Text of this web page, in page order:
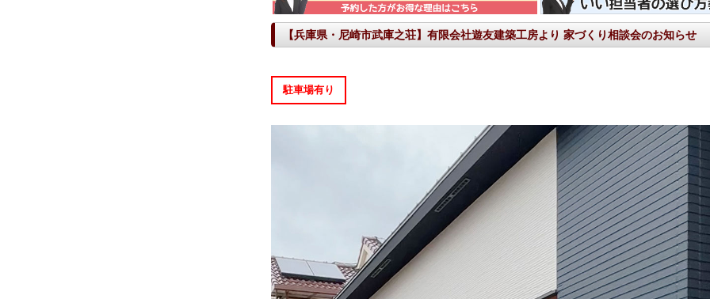
【兵庫県・尼崎市武庫之荘】有限会社遊友建築工房より 家づくり相談会のお知らせ
駐車場有り